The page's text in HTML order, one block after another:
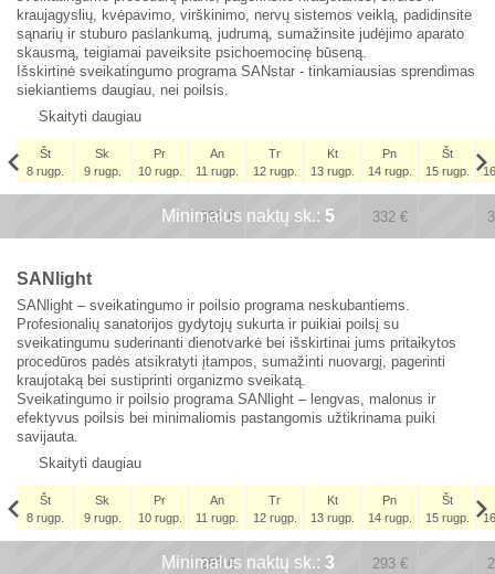
kraujagyslių, kvėpavimo, virškinimo, nervų sistemos veiklą, padidinsite
sąnarių ir stuburo paslankumą, judrumą, sumažinsite judėjimo aparato
skausmą, teigiamai paveiksite psichoemocinę būseną.
Išskirtinė sveikatingumo programa SANstar - tinkamiausias sprendimas
siekiantiems daugiau, nei poilsis.
Skaityti daugiau
Št
8 rugp.
Sk
9 rugp.
Pr
10 rugp.
An
11 rugp.
Tr
12 rugp.
Kt
13 rugp.
Pn
14 rugp.
Št
15 rugp.
Št
Minimalus naktų sk.: 5
x x
332€ 332 €
SANlight
SANlight – sveikatingumo ir poilsio programa neskubantiems.
Profesionalių sanatorijos gydytojų sukurta ir puikiai poilsį su
sveikatingumu suderinanti dienotvarkė bei išskirtinai jums pritaikytos
procedūros padės atsikratyti įtampos, sumažinti nuovargį, pagerinti
kraujotaką bei sustiprinti organizmo sveikatą.
Sveikatingumo ir poilsio programa SANlight – lengvas, malonus ir
efektyvus poilsis bei minimaliomis pastangomis užtikrinama puiki
savijauta.
Skaityti daugiau
Št
8 rugp.
Sk
9 rugp.
Pr
10 rugp.
An
11 rugp.
Tr
12 rugp.
Kt
13 rugp.
Pn
14 rugp.
Št
15 rugp.
Št
Minimalus naktų sk.: 3
x x
293€ 293 €